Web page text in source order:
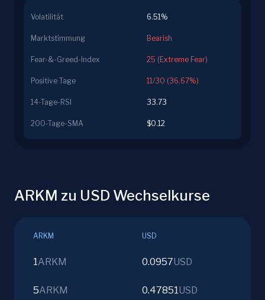
Volatilität 6.51%
Marktstimmung Bearish
Fear-&-Greed-Index 25 (Extreme Fear)
Positive Tage 11/30 (36.67%)
14-Tage-RSI 33.73
200-Tage-SMA $0.12
ARKM zu USD Wechselkurse
ARKM USD
1ARKM 0.0957USD
5ARKM 0.47851USD